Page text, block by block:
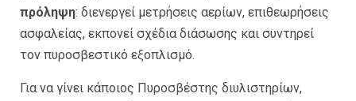
πρόληψη: διενεργεί μετρήσεις αερίων, επιθεωρήσεις
ασφαλείας, εκπονεί σχέδια διάσωσης και συντηρεί
τον πυροσβεστικό εξοπλισμό.
Για να γίνει κάποιος Πυροσβέστης διυλιστηρίων,